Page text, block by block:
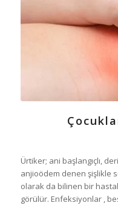
Ürtiker; ani başlangıçlı,
anjioödem denen şişlikle
olarak da bilinen bir
görülür. Enfeksiyonlar ,